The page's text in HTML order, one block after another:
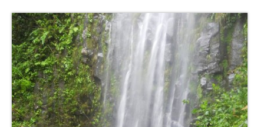
Turkmenistan
Iran
Turquie
Malte
Préparatifs